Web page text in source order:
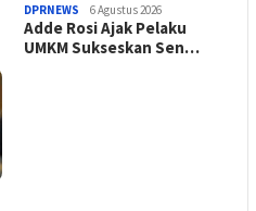
DPRNEWS 6 Agustus 2026
Adde Rosi Ajak Pelaku
UMKM Sukseskan Sen…